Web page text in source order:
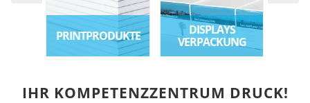
DISPLAYS
VERPACKUNG
LETTERSHOP
IHR KOMPETENZZENTRUM DRUCK!